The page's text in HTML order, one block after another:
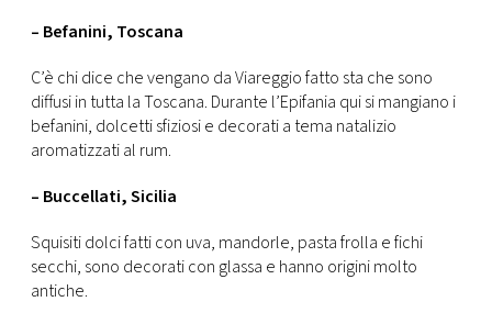
– Befanini, Toscana
C’è chi dice che vengano da Viareggio fatto sta che sono
diffusi in tutta la Toscana. Durante l’Epifania qui si mangiano i
befanini, dolcetti sfiziosi e decorati a tema natalizio
aromatizzati al rum.
– Buccellati, Sicilia
Squisiti dolci fatti con uva, mandorle, pasta frolla e fichi
secchi, sono decorati con glassa e hanno origini molto
antiche.